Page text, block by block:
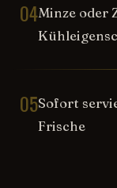
04Minze oder
05Sofort
Frische